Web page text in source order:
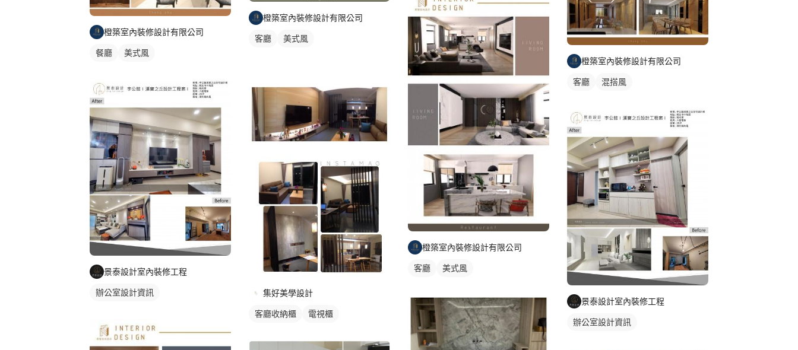
橙築室內裝修設計有限公司
餐廳 美式風
景泰設計室內裝修工程
辦公室設計資訊
橙築室內裝修設計有限公司
客廳 美式風
集好美學設計
客廳收納櫃 電視櫃
橙築室內裝修設計有限公司
客廳 美式風
橙築室內裝修設計有限公司
客廳 混搭風
景泰設計室內裝修工程
辦公室設計資訊